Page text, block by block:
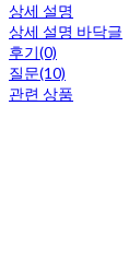
상세 설명
상세 설명 바닥글
후기(0)
질문(10)
관련 상품